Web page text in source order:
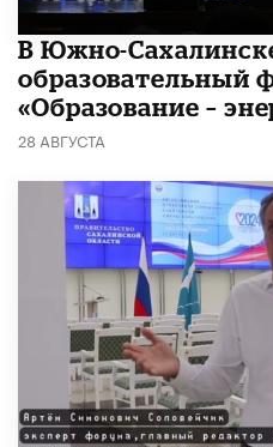
В Южно-
образовательный
«Образование –
28 АВГУСТА